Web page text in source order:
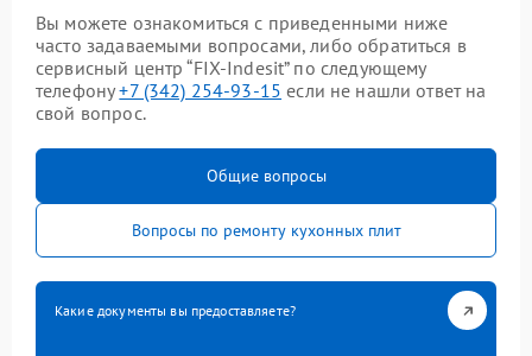
Вы можете ознакомиться с приведенными ниже
часто задаваемыми вопросами, либо обратиться в
сервисный центр “FIX-Indesit” по следующему
телефону+7 (342) 254-93-15 если не нашли ответ на
свой вопрос.
Общие вопросы
Вопросы по ремонту кухонных плит
Какие документы вы предоставляете?